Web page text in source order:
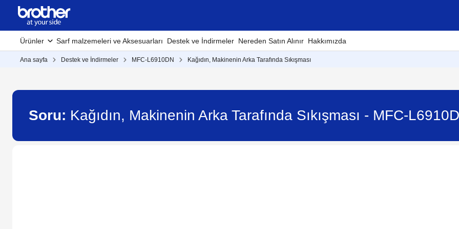
Ürünler Sarf malzemeleri ve Aksesuarları Destek ve İndirmeler Nereden Satın Alınır Hakkımızda
Ana sayfa Destek ve İndirmeler MFC-L6910DN Kağıdın, Makinenin Arka Tarafında Sıkışması
Soru: Kağıdın, Makinenin Arka Tarafında Sıkışması - MFC-